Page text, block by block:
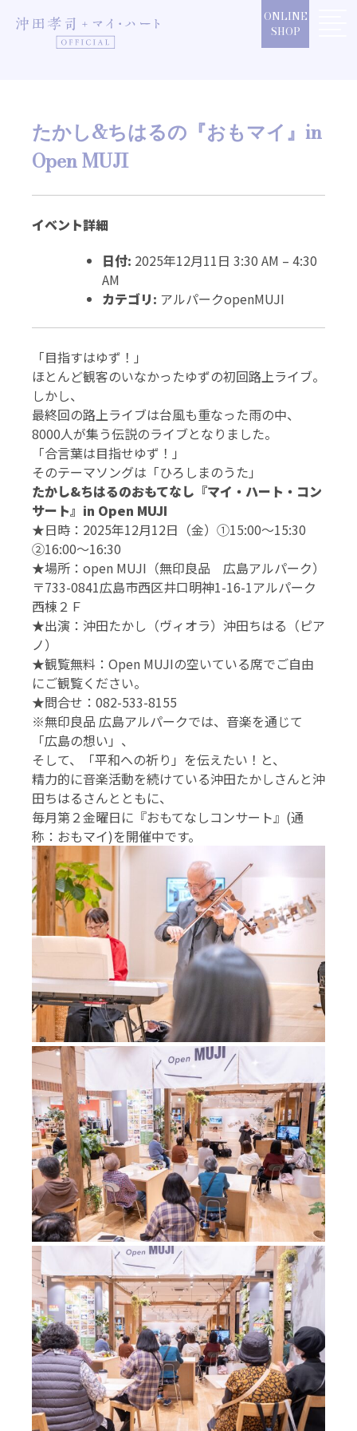
ONLINE
SHOP
たかし&ちはるの『おもマイ』in
Open MUJI
イベント詳細
日付: 2025年12月11日 3:30 AM – 4:30
AM
カテゴリ: アルパークopenMUJI
「目指すはゆず！」
ほとんど観客のいなかったゆずの初回路上ライブ。
しかし、
最終回の路上ライブは台風も重なった雨の中、
8000人が集う伝説のライブとなりました。
「合言葉は目指せゆず！」
そのテーマソングは「ひろしまのうた」
たかし&ちはるのおもてなし『マイ・ハート・コン
サート』in Open MUJI
★日時：2025年12月12日（金）①15:00～15:30
②16:00～16:30
★場所：open MUJI（無印良品 広島アルパーク）
〒733-0841広島市西区井口明神1-16-1アルパーク
西棟２Ｆ
★出演：沖田たかし（ヴィオラ）沖田ちはる（ピア
ノ）
★観覧無料：Open MUJIの空いている席でご自由
にご観覧ください。
★問合せ：082-533-8155
※無印良品 広島アルパークでは、音楽を通じて
「広島の想い」、
そして、「平和への祈り」を伝えたい！と、
精力的に音楽活動を続けている沖田たかしさんと沖
田ちはるさんとともに、
毎月第２金曜日に『おもてなしコンサート』(通
称：おもマイ)を開催中です。